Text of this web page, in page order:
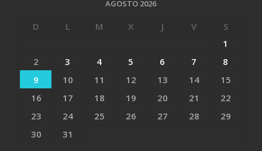
AGOSTO 2026
D L M X J V
S
1
2
3 4 5 6 7
8
9
10 11 12 13 14
15
16
17 18 19 20 21
22
23
24 25 26 27 28
29
30
31